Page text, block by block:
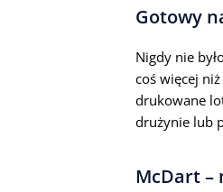
Gotowy
Nigdy nie
coś więcej
drukowane
drużynie lub
McDart –